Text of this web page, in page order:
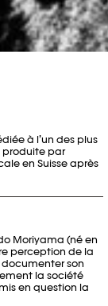
à l’un des plus
produite par
en Suisse après
Moriyama (né en
perception de la
son
la société
en question la